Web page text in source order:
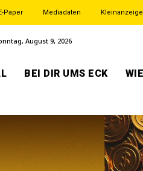
Paper Mediadaten
August 9, 2026
BEI DIR UMS ECK